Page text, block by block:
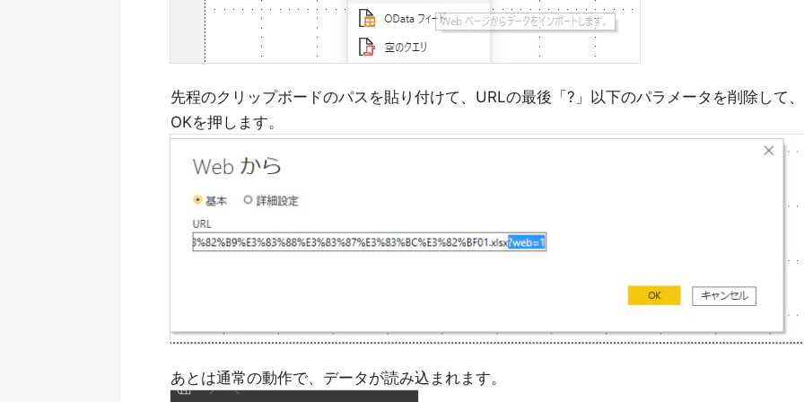
先程のクリップボードのパスを貼り付けて、URLの最後「?」以下のパラメータを削除して、
OKを押します。
あとは通常の動作で、データが読み込まれます。